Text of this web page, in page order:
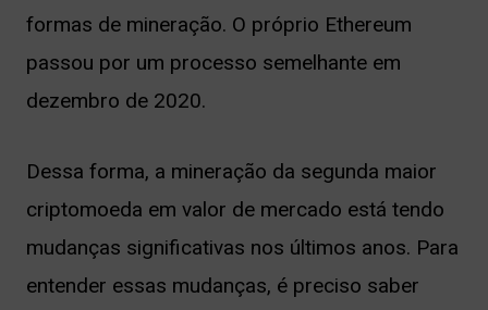
formas de mineração. O próprio Ethereum
passou por um processo semelhante em
dezembro de 2020.
Dessa forma, a mineração da segunda maior
criptomoeda em valor de mercado está tendo
mudanças significativas nos últimos anos. Para
entender essas mudanças, é preciso saber